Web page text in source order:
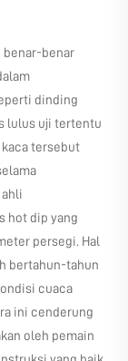
benar-benar
dinding
lulus uji tertentu
kaca tersebut
ahli
hot dip yang
persegi. Hal
bertahun-tahun
cuaca
ini cenderung
oleh pemain